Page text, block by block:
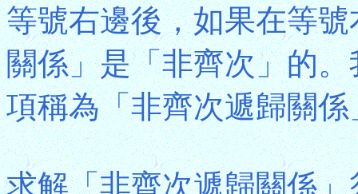
等號右邊後，如果在等
關係」是「非齊次」的
項稱為「非齊次遞歸關
求解「非齊次遞歸關係